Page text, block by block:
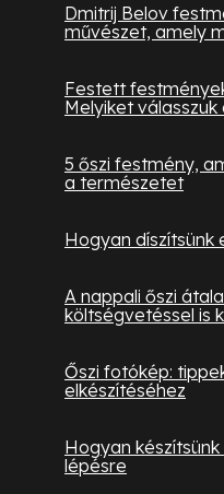
Dmitrij Belov
művészet, amely
Festett
Melyiket
5 őszi festmény,
a természetet
Hogyan díszítsünk
A nappali őszi
költségvetéssel is
Őszi fotókép:
elkészítéséhez
Hogyan
lépésre